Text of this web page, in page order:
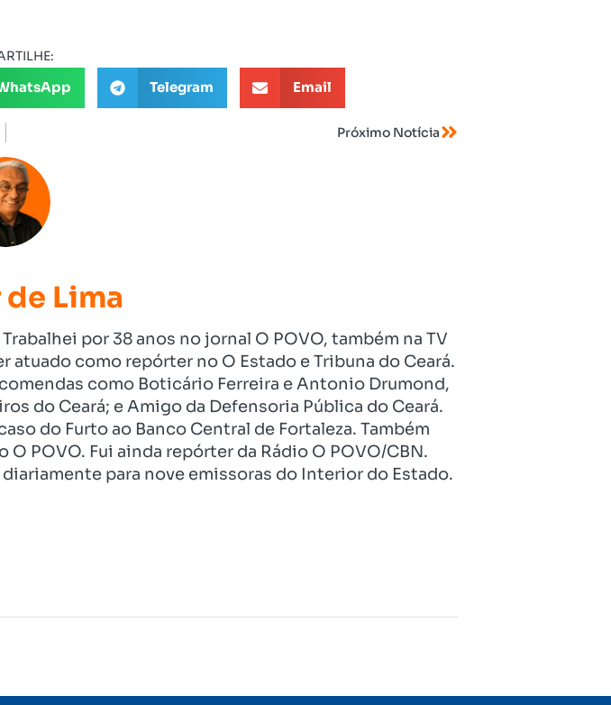
Telegram Email
Próximo Notícia
Lima
por 38 anos no jornal O POVO, também na TV
atuado como repórter no O Estado e Tribuna do Ceará.
como Boticário Ferreira e Antonio Drumond,
do Ceará; e Amigo da Defensoria Pública do Ceará.
do Furto ao Banco Central de Fortaleza. Também
POVO. Fui ainda repórter da Rádio O POVO/CBN.
para nove emissoras do Interior do Estado.